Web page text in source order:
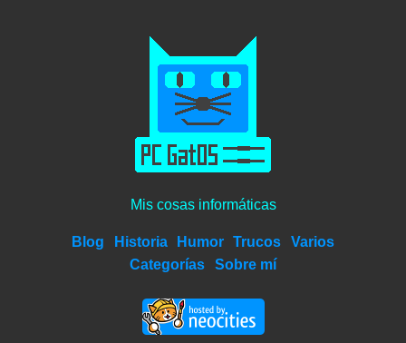
Mis cosas informáticas
Blog Historia Humor Trucos
Varios
Categorías
Sobre mí